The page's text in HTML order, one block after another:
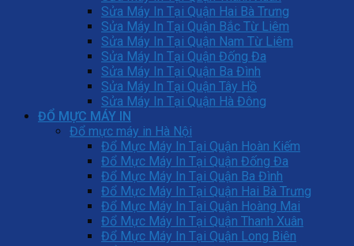
Sửa Máy In Tại Quận Hai Bà Trưng
Sửa Máy In Tại Quận Bắc Từ Liêm
Sửa Máy In Tại Quận Nam Từ Liêm
Sửa Máy In Tại Quận Đống Đa
Sửa Máy In Tại Quận Ba Đình
Sửa Máy In Tại Quận Tây Hồ
Sửa Máy In Tại Quận Hà Đông
ĐỔ MỰC MÁY IN
Đổ mực máy in Hà Nội
Đổ Mực Máy In Tại Quận Hoàn Kiếm
Đổ Mực Máy In Tại Quận Đống Đa
Đổ Mực Máy In Tại Quận Ba Đình
Đổ Mực Máy In Tại Quận Hai Bà Trưng
Đổ Mực Máy In Tại Quận Hoàng Mai
Đổ Mực Máy In Tại Quận Thanh Xuân
Đổ Mực Máy In Tại Quận Long Biên